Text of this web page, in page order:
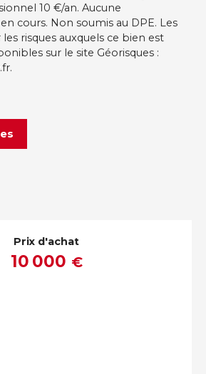
10 €/an. Aucune
cours. Non soumis au DPE. Les
risques auxquels ce bien est
sur le site Géorisques :
Prix d'achat
10 000 €